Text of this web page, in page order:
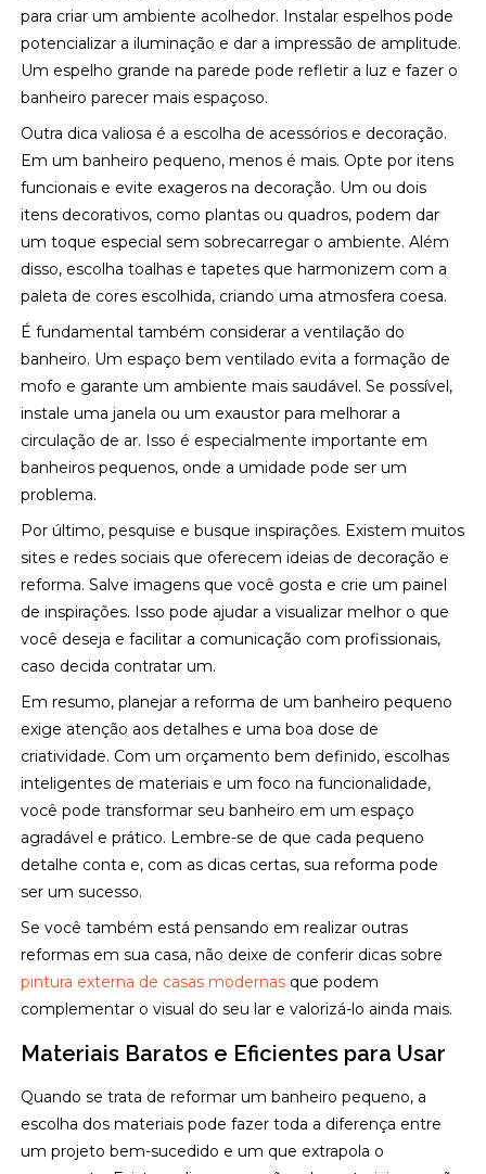
para criar um ambiente acolhedor. Instalar espelhos pode
potencializar a iluminação e dar a impressão de amplitude.
Um espelho grande na parede pode refletir a luz e fazer o
banheiro parecer mais espaçoso.
Outra dica valiosa é a escolha de acessórios e decoração.
Em um banheiro pequeno, menos é mais. Opte por itens
funcionais e evite exageros na decoração. Um ou dois
itens decorativos, como plantas ou quadros, podem dar
um toque especial sem sobrecarregar o ambiente. Além
disso, escolha toalhas e tapetes que harmonizem com a
paleta de cores escolhida, criando uma atmosfera coesa.
É fundamental também considerar a ventilação do
banheiro. Um espaço bem ventilado evita a formação de
mofo e garante um ambiente mais saudável. Se possível,
instale uma janela ou um exaustor para melhorar a
circulação de ar. Isso é especialmente importante em
banheiros pequenos, onde a umidade pode ser um
problema.
Por último, pesquise e busque inspirações. Existem muitos
sites e redes sociais que oferecem ideias de decoração e
reforma. Salve imagens que você gosta e crie um painel
de inspirações. Isso pode ajudar a visualizar melhor o que
você deseja e facilitar a comunicação com profissionais,
caso decida contratar um.
Em resumo, planejar a reforma de um banheiro pequeno
exige atenção aos detalhes e uma boa dose de
criatividade. Com um orçamento bem definido, escolhas
inteligentes de materiais e um foco na funcionalidade,
você pode transformar seu banheiro em um espaço
agradável e prático. Lembre-se de que cada pequeno
detalhe conta e, com as dicas certas, sua reforma pode
ser um sucesso.
Se você também está pensando em realizar outras
reformas em sua casa, não deixe de conferir dicas sobre
pintura externa de casas modernas que podem
complementar o visual do seu lar e valorizá-lo ainda mais.
Materiais Baratos e Eficientes para Usar
Quando se trata de reformar um banheiro pequeno, a
escolha dos materiais pode fazer toda a diferença entre
um projeto bem-sucedido e um que extrapola o